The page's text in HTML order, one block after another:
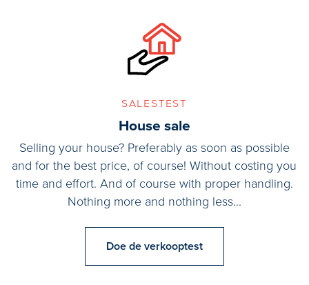
salestest
House sale
Selling your house? Preferably as soon as possible
and for the best price, of course! Without costing you
time and effort. And of course with proper handling.
Nothing more and nothing less...
Doe de verkooptest